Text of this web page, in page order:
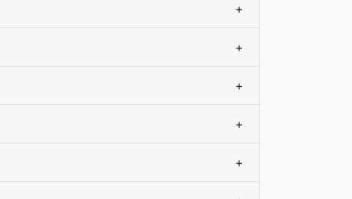
+
+
+
+
+